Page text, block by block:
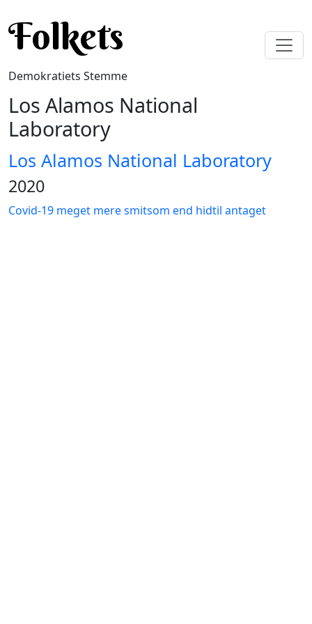
Folkets
Demokratiets Stemme
Los Alamos National
Laboratory
Los Alamos National Laboratory
2020
Covid-19 meget mere smitsom end hidtil antaget